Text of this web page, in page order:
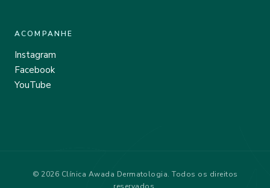
ACOMPANHE
Instagram
Facebook
YouTube
© 2026 Clínica Awada Dermatologia. Todos os direitos